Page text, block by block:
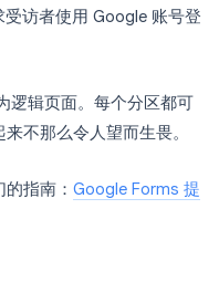
访者使用 Google 账号登
逻辑页面。每个分区都可
不那么令人望而生畏。
指南： Google Forms 提